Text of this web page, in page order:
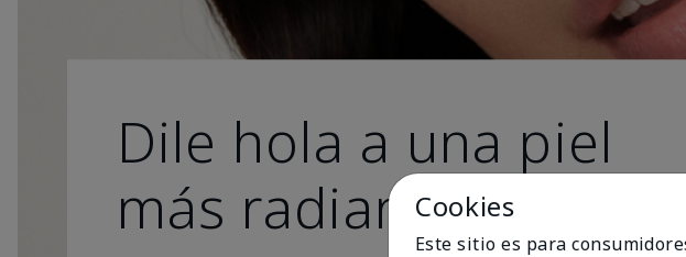
Dile hola a una piel
más radiante.
Cookies
Este sitio es para